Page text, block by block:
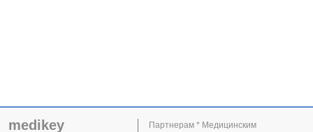
medikey
Партнерам * Медицинским